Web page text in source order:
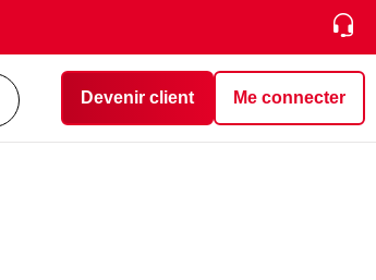
Devenir client Me connecter